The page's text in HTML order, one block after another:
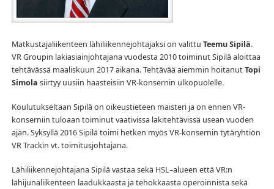
Matkustajaliikenteen lähiliikennejohtajaksi on valittu Teemu Sipilä.
VR Groupin lakiasiainjohtajana vuodesta 2010 toiminut Sipilä aloittaa
tehtävässä maaliskuun 2017 aikana. Tehtävää aiemmin hoitanutTopi
Simola siirtyy uusiin haasteisiin VR-konsernin ulkopuolelle.
Koulutukseltaan Sipilä on oikeustieteen maisteri ja on ennen VR-
konserniin tuloaan toiminut vaativissa lakitehtävissä usean vuoden
ajan. Syksyllä 2016 Sipilä toimi hetken myös VR-konsernin tytäryhtiön
VR Trackin vt. toimitusjohtajana.
Lähiliikennejohtajana Sipilä vastaa sekä HSL–alueen että VR:n
lähijunaliikenteen laadukkaasta ja tehokkaasta operoinnista sekä